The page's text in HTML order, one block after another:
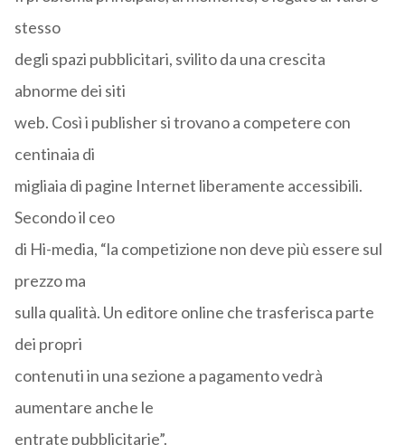
stesso
degli spazi pubblicitari, svilito da una crescita
abnorme dei siti
web. Così i publisher si trovano a competere con
centinaia di
migliaia di pagine Internet liberamente accessibili.
Secondo il ceo
di Hi-media, “la competizione non deve più essere sul
prezzo ma
sulla qualità. Un editore online che trasferisca parte
dei propri
contenuti in una sezione a pagamento vedrà
aumentare anche le
entrate pubblicitarie”.